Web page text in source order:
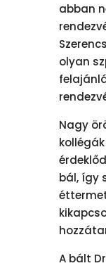
abban
olyan
Nagy
bál, így
A bált